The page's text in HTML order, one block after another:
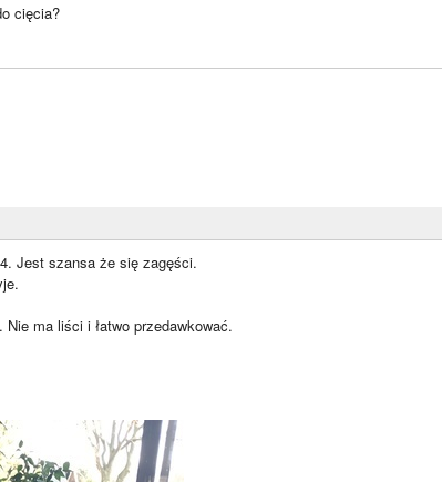
cięcia?
Jest szansa że się zagęści.
ma liści i łatwo przedawkować.